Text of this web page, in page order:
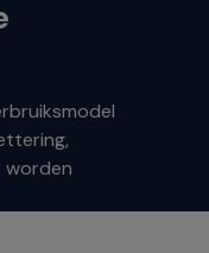
worden